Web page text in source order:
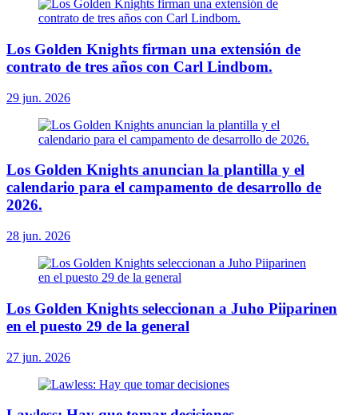
Los Golden Knights firman una extensión de
contrato de tres años con Carl Lindbom.
29 jun. 2026
Los Golden Knights anuncian la plantilla y el
calendario para el campamento de desarrollo de
2026.
28 jun. 2026
Los Golden Knights seleccionan a Juho Piiparinen
en el puesto 29 de la general
27 jun. 2026